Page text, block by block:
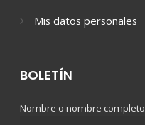
Mis datos personales
BOLETÍN
Nombre o nombre completo